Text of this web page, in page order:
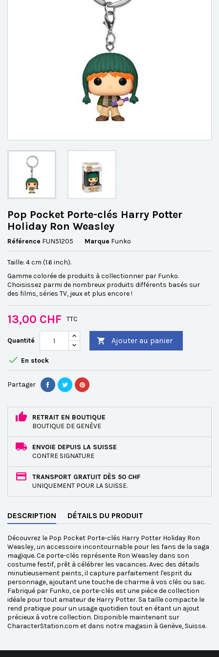
Pop Pocket Porte-clés Harry Potter
Holiday Ron Weasley
Référence FUN51205 Marque Funko
Taille: 4 cm (1.6 inch).
Gamme colorée de produits à collectionner par Funko.
Choisissez parmi de nombreux produits différents basés sur
des films, séries TV, jeux et plus encore !
13,00 CHF TTC
Quantité  Ajouter au panier
 En stock
Partager
RETRAIT EN BOUTIQUE
BOUTIQUE DE GENÈVE
ENVOIE DEPUIS LA SUISSE
CONTRE SIGNATURE
TRANSPORT GRATUIT DÈS 50 CHF
UNIQUEMENT POUR LA SUISSE.
DESCRIPTION DÉTAILS DU PRODUIT
Découvrez le Pop Pocket Porte-clés Harry Potter Holiday Ron
Weasley, un accessoire incontournable pour les fans de la saga
magique. Ce porte-clés représente Ron Weasley dans son
costume festif, prêt à célébrer les vacances. Avec des détails
minutieusement peints, il capture parfaitement l'esprit du
personnage, ajoutant une touche de charme à vos clés ou sac.
Fabriqué par Funko, ce porte-clés est une pièce de collection
idéale pour tout amateur de Harry Potter. Sa taille compacte le
rend pratique pour un usage quotidien tout en étant un ajout
précieux à votre collection. Disponible maintenant sur
CharacterStation.com et dans notre magasin à Genève, Suisse.